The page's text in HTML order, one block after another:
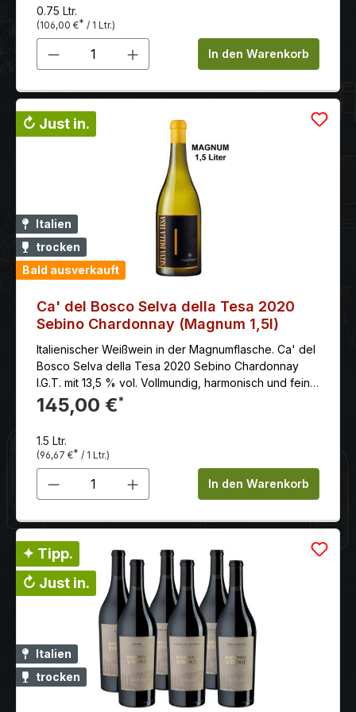
Potenzial und die Ausdruckskraft von Ca' del Bosco
wider und bietet ein unvergleichliches
Geschmackserlebnis für Liebhaber hochwertiger
Schaumweine
0.75 Ltr.
(106,00 €* / 1 Ltr.)
Produkt Anzahl: Gib denIn den Warenkorb
↻ Just in.
Italien
trocken
Bald ausverkauft
Ca' del Bosco Selva della Tesa 2020
Sebino Chardonnay (Magnum 1,5l)
Italienischer Weißwein in der Magnumflasche. Ca' del
Bosco Selva della Tesa 2020 Sebino Chardonnay
I.G.T. mit 13,5 % vol. Vollmundig, harmonisch und fein
strukturiert. Aromen von tropischen Früchten, Apfel
und dezenter Würze dominieren. Die lebendige
und mineralisch ist.
145,00 €*
1.5 Ltr.
(96,67 €* / 1 Ltr.)
Produkt Anzahl: Gib denIn den Warenkorb
✦ Tipp.
↻ Just in.
Italien
trocken